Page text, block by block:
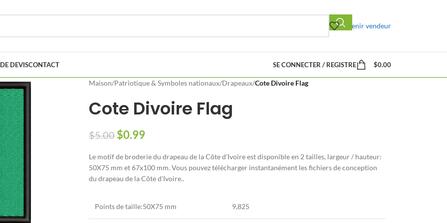
Devenir vendeur
DEVISCONTACT SE CONNECTER / REGISTRE $0.00
Maison/Patriotique & Symboles nationaux/Drapeaux/Cote Divoire Flag
Cote Divoire Flag
$5.00 $0.99
Le motif de broderie du drapeau de la Côte d'Ivoire est disponible en 2 tailles, largeur / hauteur:
50X75 mm et 67x100 mm. Vous pouvez télécharger instantanément les fichiers de conception
du drapeau de la Côte d'Ivoire..
Points de taille:50X75 mm 9,825